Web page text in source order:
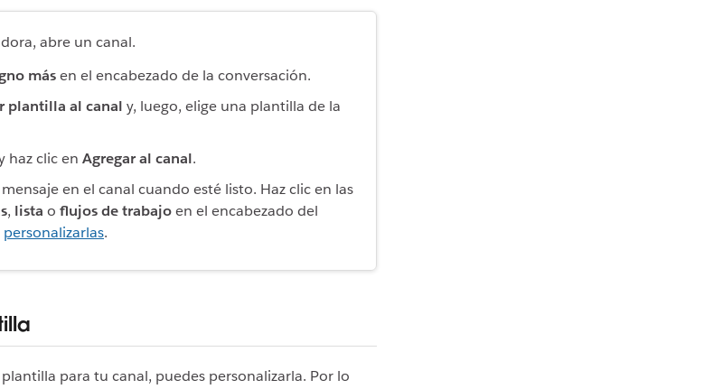
abre un canal.
másen el encabezado de la conversación.
plantilla al canal y, luego, elige una plantilla de la
haz clic en Agregar al canal.
en el canal cuando esté listo. Haz clic en las
, lista o flujos de trabajoen el encabezado del
personalizarlas.
para tu canal, puedes personalizarla. Por lo